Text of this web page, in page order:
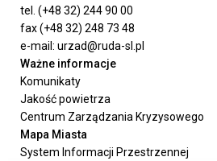
tel. (+48 32) 244 90 00
fax (+48 32) 248 73 48
e-mail: urzad@ruda-sl.pl
Ważne informacje
Komunikaty
Jakość powietrza
Centrum Zarządzania Kryzysowego
Mapa Miasta
System Informacji Przestrzennej